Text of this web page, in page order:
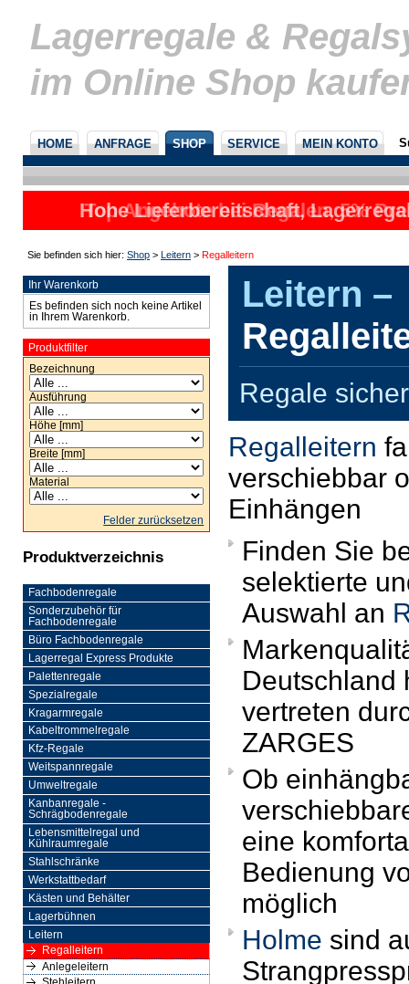
Lagerregale &
im Online Shop
HOME ANFRAGE SHOP SERVICE MEIN KONTO
Hohe Lieferbereitschaft,
Sie befinden sich hier: Shop > Leitern > Regalleitern
Ihr Warenkorb
Es befinden sich noch keine Artikel
in Ihrem Warenkorb.
Produktfilter
Bezeichnung
Ausführung
Höhe [mm]
Breite [mm]
Material
Felder zurücksetzen
Produktverzeichnis
Fachbodenregale
Sonderzubehör für
Fachbodenregale
Büro Fachbodenregale
Lagerregal Express Produkte
Palettenregale
Spezialregale
Kragarmregale
Kabeltrommelregale
Kfz-Regale
Weitspannregale
Umweltregale
Kanbanregale -
Schrägbodenregale
Lebensmittelregal und
Kühlraumregale
Stahlschränke
Werkstattbedarf
Kästen und Behälter
Lagerbühnen
Leitern
Regalleitern
Anlegeleitern
Leitern –
Regale
Regalleitern
verschiebbar
Einhängen
Finden Sie
selektierte
Auswahl an
Deutschland
vertreten
ZARGES
Ob
eine
Bedienung
möglich
Holme sind